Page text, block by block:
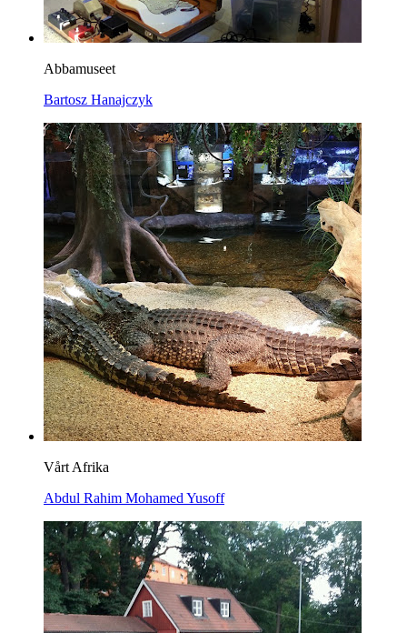
Abbamuseet
Bartosz Hanajczyk
Vårt Afrika
Abdul Rahim Mohamed Yusoff